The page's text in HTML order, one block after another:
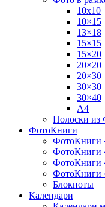
10х10
10×15
13×18
15×15
15×20
20×20
20×30
30×30
30×40
A4
Полоски из
ФотоКниги
ФотоКниги
ФотоКниги
ФотоКниги
ФотоКниги
Блокноты
Календари